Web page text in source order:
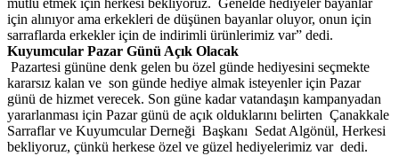
mutlu etmek için herkesi bekliyoruz. Genelde hediyeler bayanlar
için alınıyor ama erkekleri de düşünen bayanlar oluyor, onun için
sarraflarda erkekler için de indirimli ürünlerimiz var” dedi.
Kuyumcular Pazar Günü Açık Olacak
Pazartesi gününe denk gelen bu özel günde hediyesini seçmekte
kararsız kalan ve son günde hediye almak isteyenler için Pazar
günü de hizmet verecek. Son güne kadar vatandaşın kampanyadan
yararlanması için Pazar günü de açık olduklarını belirten Çanakkale
Sarraflar ve Kuyumcular Derneği Başkanı Sedat Algönül, Herkesi
bekliyoruz, çünkü herkese özel ve güzel hediyelerimiz var dedi.